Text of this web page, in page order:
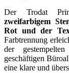
Der Trodat
zweifarbigem
Rot und der
Farbtrennung
der
geschäftigen
eine klare und